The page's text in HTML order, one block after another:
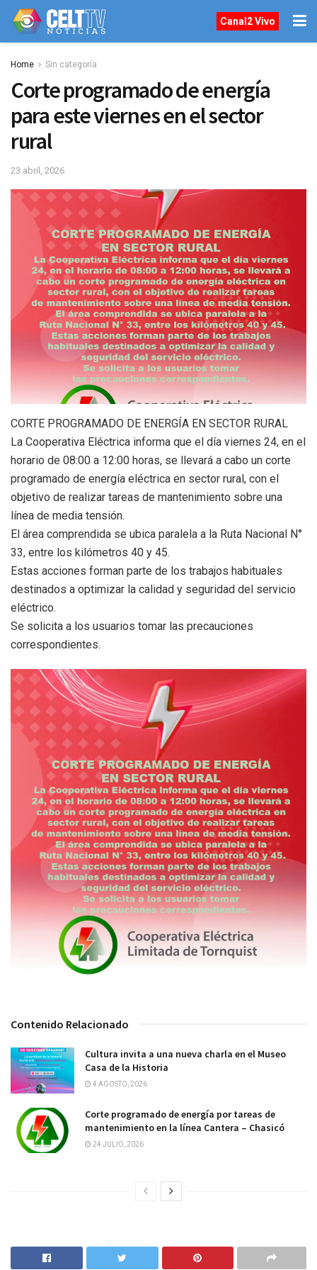
Canal2 Vivo
Home Sin categoría
Corte programado de energía
para este viernes en el sector
rural
23 abril, 2026
CORTE PROGRAMADO DE ENERGÍA EN SECTOR RURAL
La Cooperativa Eléctrica informa que el día viernes 24, en el
horario de 08:00 a 12:00 horas, se llevará a cabo un corte
programado de energía eléctrica en sector rural, con el
objetivo de realizar tareas de mantenimiento sobre una
línea de media tensión.
El área comprendida se ubica paralela a la Ruta Nacional N°
33, entre los kilómetros 40 y 45.
Estas acciones forman parte de los trabajos habituales
destinados a optimizar la calidad y seguridad del servicio
eléctrico.
Se solicita a los usuarios tomar las precauciones
correspondientes.
Contenido Relacionado
Cultura invita a una nueva charla en el Museo
Casa de la Historia
4 AGOSTO, 2026
Corte programado de energía por tareas de
mantenimiento en la línea Cantera – Chasicó
24 JULIO, 2026